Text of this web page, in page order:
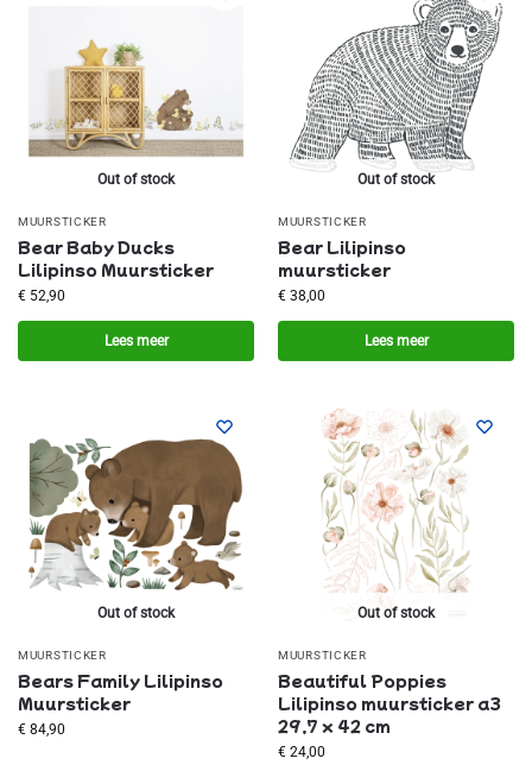
Out of stock
MUURSTICKER
Bear Baby Ducks
Lilipinso Muursticker
€ 52,90
Lees meer
Out of stock
MUURSTICKER
Bear Lilipinso
muursticker
€ 38,00
Lees meer
Out of stock
MUURSTICKER
Bears Family Lilipinso
Muursticker
€ 84,90
Out of stock
MUURSTICKER
Beautiful Poppies
Lilipinso muursticker a3
29,7 x 42 cm
€ 24,00